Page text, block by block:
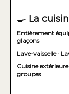
🍳 La
Entièrement
glaçons
Lave-vaisselle ·
Cuisine
groupes